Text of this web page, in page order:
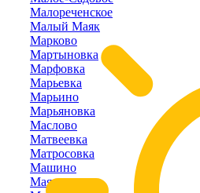
Малореченское
Малый Маяк
Марково
Мартыновка
Марфовка
Марьевка
Марьино
Марьяновка
Маслово
Матвеевка
Матросовка
Машино
Маяк